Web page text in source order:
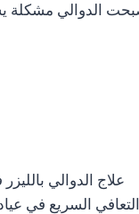
الدوالي
علاج الدوالي بالليزر
السريع في